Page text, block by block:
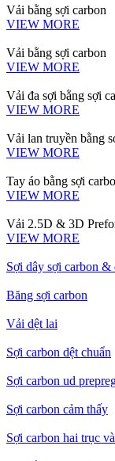
Vải bằng sợi carbon
VIEW MORE
Vải bằng sợi carbon
VIEW MORE
Vải đa sợi bằng sợi
VIEW MORE
Vải lan truyền bằng
VIEW MORE
Tay áo bằng sợi
VIEW MORE
Vải 2.5D & 3D
VIEW MORE
Sợi dây sợi carbon &
Băng sợi carbon
Vải dệt lai
Sợi carbon dệt chuẩn
Sợi carbon ud
Sợi carbon cảm thấy
Sợi carbon hai trục